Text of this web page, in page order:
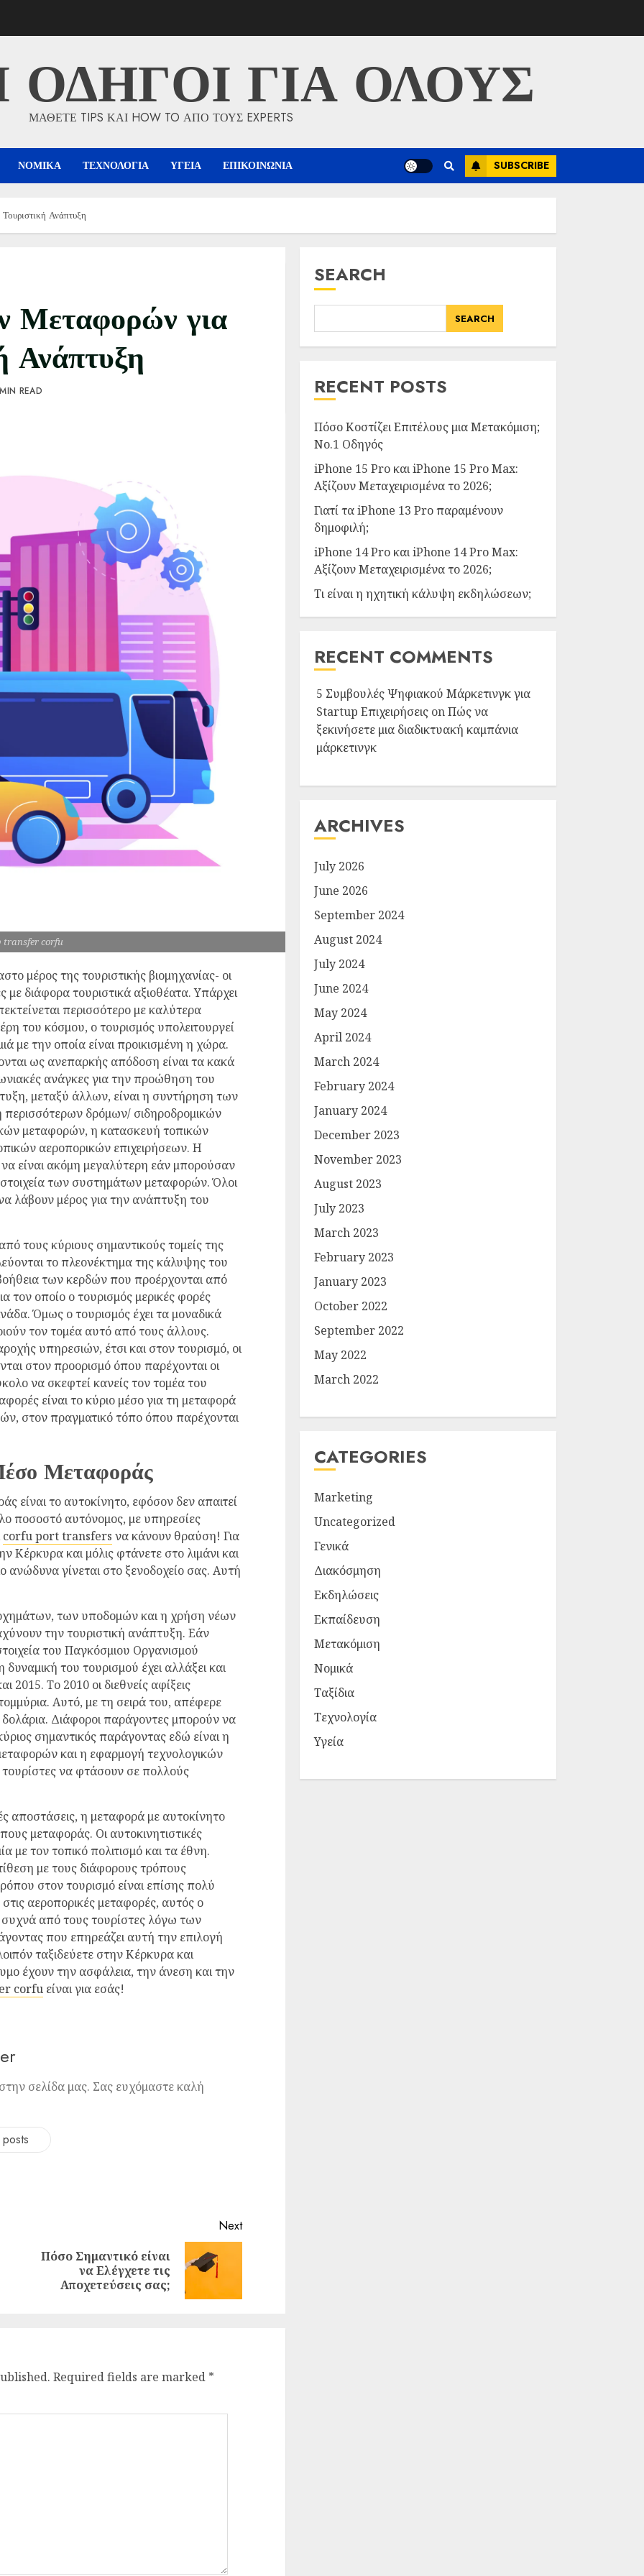
ΟΔΗΓΟΙ ΓΙΑ ΟΛΟΥΣ
ΜΑΘΕΤΕ TIPS ΚΑΙ HOW TO ΑΠΟ ΤΟΥΣ EXPERTS
ΝΟΜΙΚΑ ΤΕΧΝΟΛΟΓΙΑ ΥΓΕΙΑ ΕΠΙΚΟΙΝΩΝΙΑ SUBSCRIBE
Ανάπτυξη
Μεταφορών για
Ανάπτυξη
READ
transfer corfu
μέρος της τουριστικής βιομηχανίας- οι
διάφορα τουριστικά αξιοθέατα. Υπάρχει
περισσότερο με καλύτερα
του κόσμου, ο τουρισμός υπολειτουργεί
με την οποία είναι προικισμένη η χώρα.
ως ανεπαρκής απόδοση είναι τα κακά
ανάγκες για την προώθηση του
μεταξύ άλλων, είναι η συντήρηση των
δρόμων/ σιδηροδρομικών
μεταφορών, η κατασκευή τοπικών
αεροπορικών επιχειρήσεων. Η
είναι ακόμη μεγαλύτερη εάν μπορούσαν
των συστημάτων μεταφορών. Όλοι
λάβουν μέρος για την ανάπτυξη του
τους κύριους σημαντικούς τομείς της
το πλεονέκτημα της κάλυψης του
των κερδών που προέρχονται από
τον οποίο ο τουρισμός μερικές φορές
Όμως ο τουρισμός έχει τα μοναδικά
τον τομέα αυτό από τους άλλους.
υπηρεσιών, έτσι και στον τουρισμό, οι
στον προορισμό όπου παρέχονται οι
να σκεφτεί κανείς τον τομέα του
είναι το κύριο μέσο για τη μεταφορά
στον πραγματικό τόπο όπου παρέχονται
Μεταφοράς
είναι το αυτοκίνητο, εφόσον δεν απαιτεί
ποσοστό αυτόνομος, με υπηρεσίες
corfu port transfers να κάνουν θραύση! Για
Κέρκυρα και μόλις φτάνετε στο λιμάνι και
ανώδυνα γίνεται στο ξενοδοχείο σας. Αυτή
των υποδομών και η χρήση νέων
την τουριστική ανάπτυξη. Εάν
του Παγκόσμιου Οργανισμού
του τουρισμού έχει αλλάξει και
2015. Το 2010 οι διεθνείς αφίξεις
Αυτό, με τη σειρά του, απέφερε
δολάρια. Διάφοροι παράγοντες μπορούν να
σημαντικός παράγοντας εδώ είναι η
και η εφαρμογή τεχνολογικών
να φτάσουν σε πολλούς
αποστάσεις, η μεταφορά με αυτοκίνητο
μεταφοράς. Οι αυτοκινητιστικές
με τον τοπικό πολιτισμό και τα έθνη.
με τους διάφορους τρόπους
στον τουρισμό είναι επίσης πολύ
αεροπορικές μεταφορές, αυτός ο
συχνά από τους τουρίστες λόγω των
που επηρεάζει αυτή την επιλογή
ταξιδεύετε στην Κέρκυρα και
έχουν την ασφάλεια, την άνεση και την
corfu είναι για εσάς!
σελίδα μας. Σας ευχόμαστε καλή
Previous
Next
Next
Πόσο Σημαντικό είναι
να Ελέγχετε τις
Αποχετεύσεις σας;
Required fields are marked *
SEARCH
SEARCH
RECENT POSTS
Πόσο Κοστίζει Επιτέλους μια Μετακόμιση;
Νο.1 Οδηγός
iPhone 15 Pro και iPhone 15 Pro Max:
Αξίζουν Μεταχειρισμένα το 2026;
Γιατί τα iPhone 13 Pro παραμένουν
δημοφιλή;
iPhone 14 Pro και iPhone 14 Pro Max:
Αξίζουν Μεταχειρισμένα το 2026;
Τι είναι η ηχητική κάλυψη εκδηλώσεων;
RECENT COMMENTS
5 Συμβουλές Ψηφιακού Μάρκετινγκ για
Startup Επιχειρήσεις onΠώς να
ξεκινήσετε μια διαδικτυακή καμπάνια
μάρκετινγκ
ARCHIVES
July 2026
June 2026
September 2024
August 2024
July 2024
June 2024
May 2024
April 2024
March 2024
February 2024
January 2024
December 2023
November 2023
August 2023
July 2023
March 2023
February 2023
January 2023
October 2022
September 2022
May 2022
March 2022
CATEGORIES
Marketing
Uncategorized
Γενικά
Διακόσμηση
Εκδηλώσεις
Εκπαίδευση
Μετακόμιση
Νομικά
Ταξίδια
Τεχνολογία
Υγεία